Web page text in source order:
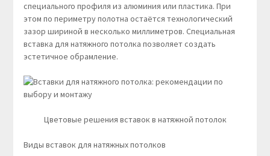
специального профиля из алюминия или пластика. При
этом по периметру полотна остаётся технологический
зазор шириной в несколько миллиметров. Специальная
вставка для натяжного потолка позволяет создать
эстетичное обрамление.
Цветовые решения вставок в натяжной потолок
Виды вставок для натяжных потолков